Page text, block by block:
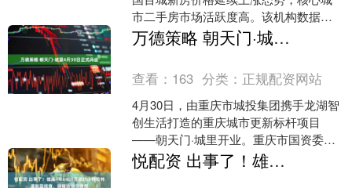
市二手房市场活跃度高。该机构数据显
示，2026年4月，中国100个城市新建住
宅平均价格为每....
万德策略 朝天门·城里4月30日正式开业
查看： 163 分类： 正规配资网站
4月30日，由重庆市城投集团携手龙湖智
创生活打造的重庆城市更新标杆项目
——朝天门·城里开业。重庆市国资委、
市商务委、市工商联、渝中区政府相关
领导，重庆城投集团、....
悦配资 出事了！雄鹿4年6400万续约小特伦特遭联盟彻查，暗箱协议引猜想